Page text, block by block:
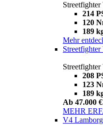
214
120
189
Mehr
208
123
189
Ab 47.000 €
MEHR
V4